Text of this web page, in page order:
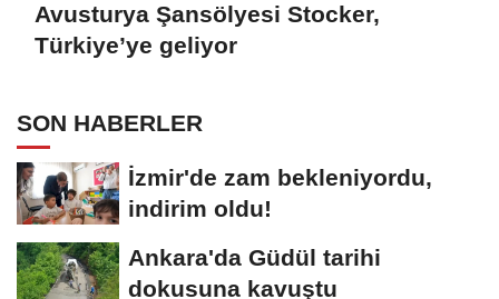
Avusturya Şansölyesi Stocker,
Türkiye’ye geliyor
SON HABERLER
İzmir'de zam bekleniyordu,
indirim oldu!
Ankara'da Güdül tarihi
dokusuna kavuştu